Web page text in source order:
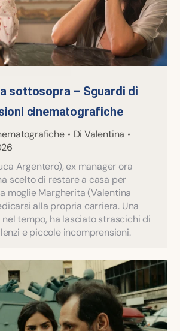
sottosopra – Sguardi di
cinematografiche
DiValentina
Argentero), ex manager ora
scelto di restare a casa per
moglie Margherita (Valentina
alla propria carriera. Una
nel tempo, ha lasciato strascichi di
e piccole incomprensioni.